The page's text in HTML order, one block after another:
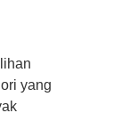
yang